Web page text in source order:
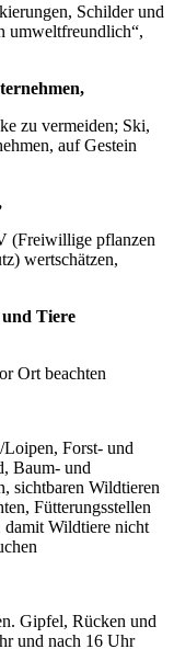
Schilder und
umweltfreundlich“,
zu vermeiden; Ski,
auf Gestein
(Freiwillige pflanzen
wertschätzen,
und Tiere
Ort beachten
Forst- und
Baum- und
sichtbaren Wildtieren
Fütterungsstellen
damit Wildtiere nicht
Gipfel, Rücken und
und nach 16 Uhr